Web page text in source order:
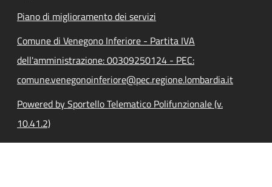
Piano di miglioramento dei servizi
Comune di Venegono Inferiore - Partita IVA
dell'amministrazione: 00309250124 - PEC:
comune.venegonoinferiore@pec.regione.lombardia.it
Powered by Sportello Telematico Polifunzionale (v.
10.41.2)